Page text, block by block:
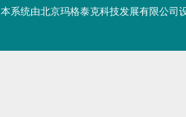
本系统由北京玛格泰克科技发展有限公司